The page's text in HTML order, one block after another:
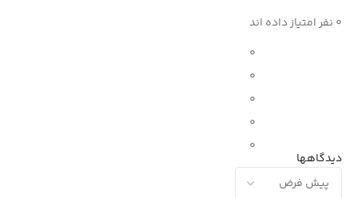
0 نفر امتیاز داده اند
0
0
0
0
0
دیدگاهها